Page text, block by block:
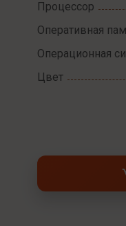
Процессор
Оперативная
Операционная
Цвет